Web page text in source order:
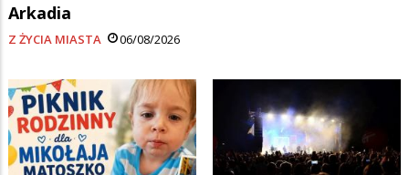
Arkadia
Z ŻYCIA MIASTA 06/08/2026